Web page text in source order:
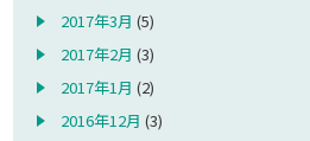
2017年3月 (5)
2017年2月 (3)
2017年1月 (2)
2016年12月 (3)